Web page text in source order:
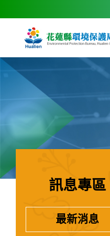
訊息專區
最新消息